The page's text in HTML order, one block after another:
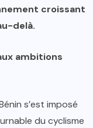
croissant
delà.
ambitions
s’est imposé
du cyclisme